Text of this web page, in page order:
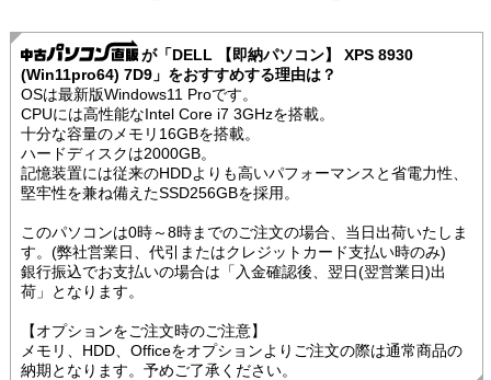
が「DELL 【即納パソコン】 XPS 8930
(Win11pro64) 7D9」をおすすめする理由は？
OSは最新版Windows11 Proです。
CPUには高性能なIntel Core i7 3GHzを搭載。
十分な容量のメモリ16GBを搭載。
ハードディスクは2000GB。
記憶装置には従来のHDDよりも高いパフォーマンスと省電力性、
堅牢性を兼ね備えたSSD256GBを採用。
このパソコンは0時～8時までのご注文の場合、当日出荷いたしま
す。(弊社営業日、代引またはクレジットカード支払い時のみ)
銀行振込でお支払いの場合は「入金確認後、翌日(翌営業日)出
荷」となります。
【オプションをご注文時のご注意】
メモリ、HDD、Officeをオプションよりご注文の際は通常商品の
納期となります。予めご了承ください。